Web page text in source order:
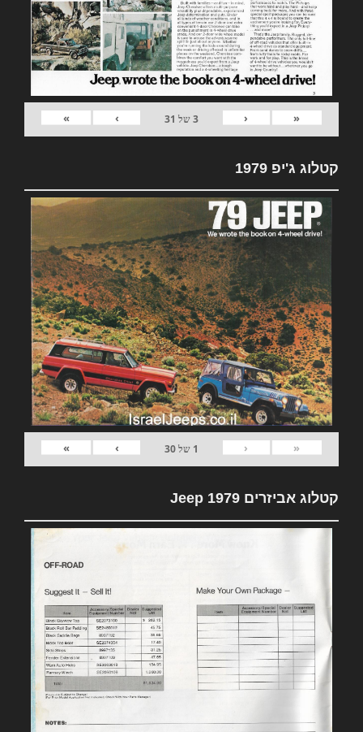
«
‹
3של 31
›
»
קטלוג ג'יפ 1979
«
‹
1 של30
›
»
קטלוג אביזרים 1979 Jeep